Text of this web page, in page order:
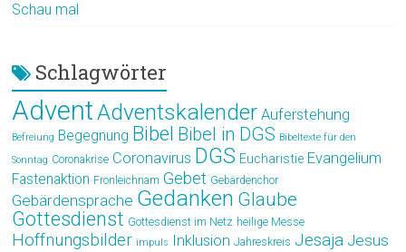
Schau mal
Schlagwörter
AdventAdventskalender Auferstehung
Befreiung Begegnung Bibel Bibel in DGS Bibeltexte für den
Sonntag Coronakrise Coronavirus DGS Eucharistie Evangelium
Fastenaktion Fronleichnam Gebet Gebärdenchor
Gebärdensprache Gedanken Glaube
Gottesdienst Gottesdienst im Netz heilige Messe
Hoffnungsbilder impuls Inklusion Jahreskreis Jesaja Jesus